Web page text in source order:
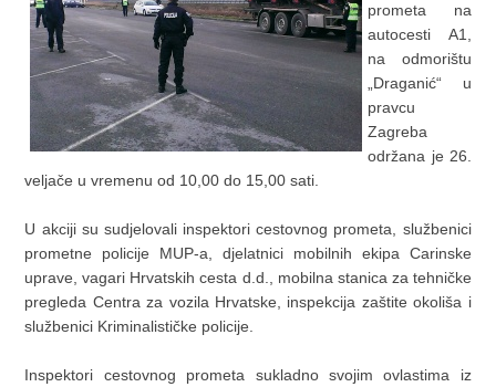
prometa na
autocesti A1,
na odmorištu
„Draganić“ u
pravcu
Zagreba
održana je 26.
veljače u vremenu od 10,00 do 15,00 sati.
U akciji su sudjelovali inspektori cestovnog prometa, službenici
prometne policije MUP-a, djelatnici mobilnih ekipa Carinske
uprave, vagari Hrvatskih cesta d.d., mobilna stanica za tehničke
pregleda Centra za vozila Hrvatske, inspekcija zaštite okoliša i
službenici Kriminalističke policije.
Inspektori cestovnog prometa sukladno svojim ovlastima iz